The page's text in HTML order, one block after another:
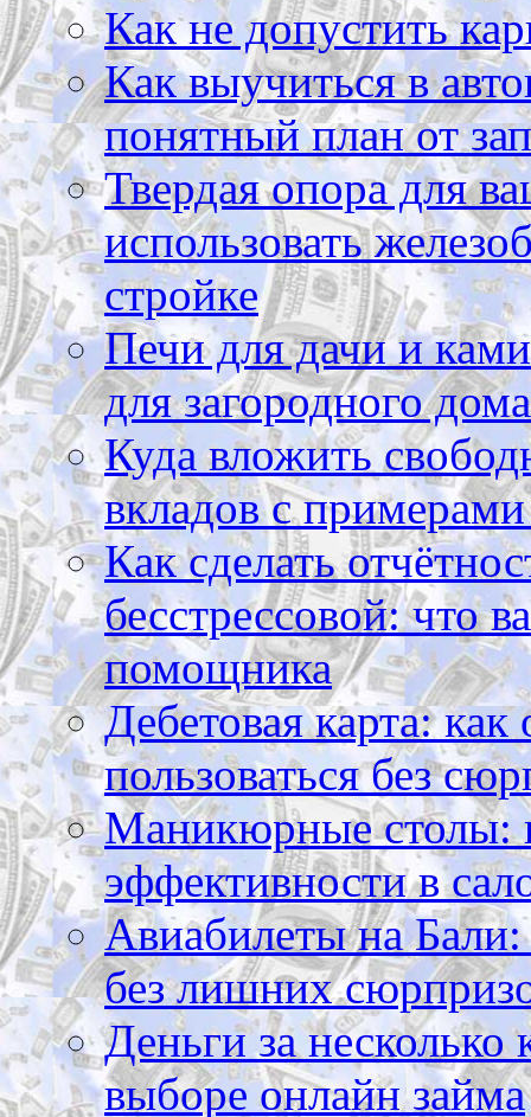
Как не допустить
Как выучиться в
понятный план от
Твердая опора для
использовать
стройке
Печи для дачи и
для загородного дома
Куда вложить
вкладов с
Как сделать
бесстрессовой: что
помощника
Дебетовая карта:
пользоваться без
Маникюрные столы:
эффективности в
Авиабилеты на Бали:
без лишних
Деньги за
выборе онлайн займа